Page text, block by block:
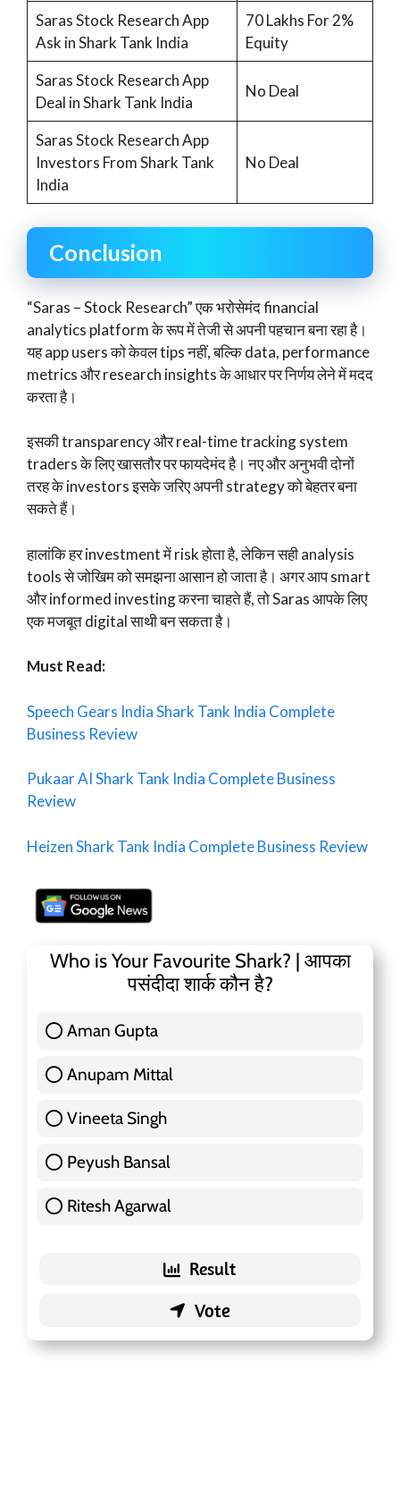
Saras Stock Research App
Ask in Shark Tank India
70 Lakhs For 2%
Equity
Saras Stock Research App
Deal in Shark Tank India
No Deal
Saras Stock Research App
Investors From Shark Tank
India
No Deal
Conclusion
“Saras – Stock Research” एक भरोसेमंद financial
analytics platform के रूप में तेजी से अपनी पहचान बना रहा है।
यह app users को केवल tips नहीं, बल्कि data, performance
metrics और research insights के आधार पर निर्णय लेने में मदद
करता है।
इसकी transparency और real-time tracking system
traders के लिए खासतौर पर फायदेमंद है। नए और अनुभवी दोनों
तरह के investors इसके जरिए अपनी strategy को बेहतर बना
सकते हैं।
हालांकि हर investment में risk होता है, लेकिन सही analysis
tools से जोखिम को समझना आसान हो जाता है। अगर आप smart
और informed investing करना चाहते हैं, तो Saras आपके लिए
एक मजबूत digital साथी बन सकता है।
Must Read:
Speech Gears India Shark Tank India Complete
Business Review
Pukaar AI Shark Tank India Complete Business
Review
Heizen Shark Tank India Complete Business Review
Who is Your Favourite Shark? | आपका
पसंदीदा शार्क कौन है?
Aman Gupta
Anupam Mittal
Vineeta Singh
Peyush Bansal
Ritesh Agarwal